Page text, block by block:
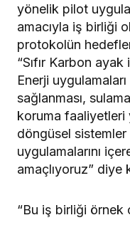
yönelik pilot
amacıyla iş birliği
protokolün
“Sıfır Karbon
Enerji uygulamaları
sağlanması,
koruma faaliyetleri
döngüsel
uygulamalarını
amaçlıyoruz” diye
“Bu iş birliği örnek